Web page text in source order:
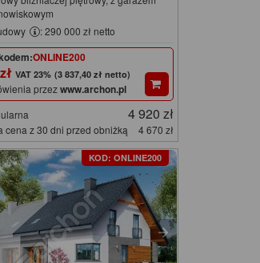
: 290 000 zł netto
ONLINE200
(3 837,40 zł netto)
przezwww.archon.pl
4 920 zł
cena z 30 dni przed obniżką 4 670 zł
KOD: ONLINE200